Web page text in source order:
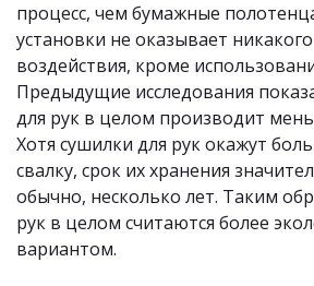
процесс, чем бумажные
установки не оказывает
воздействия, кроме
Предыдущие исследования
для рук в целом производит
Хотя сушилки для рук окажут
свалку, срок их хранения
обычно, несколько лет. Таким
рук в целом считаются более
вариантом.